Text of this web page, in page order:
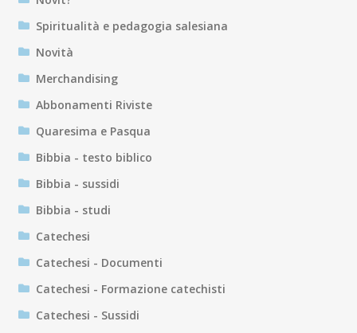
Spiritualità e pedagogia salesiana
Novità
Merchandising
Abbonamenti Riviste
Quaresima e Pasqua
Bibbia - testo biblico
Bibbia - sussidi
Bibbia - studi
Catechesi
Catechesi - Documenti
Catechesi - Formazione catechisti
Catechesi - Sussidi